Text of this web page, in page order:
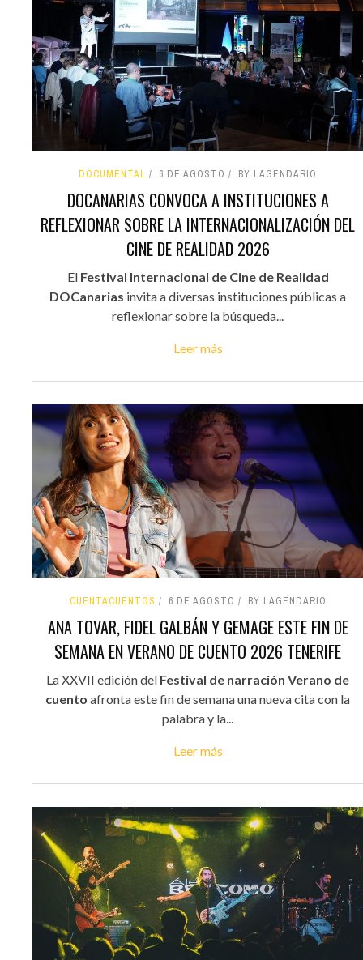
DOCUMENTAL 6 DE AGOSTO BY LAGENDARIO
DOCANARIAS CONVOCA A INSTITUCIONES A
REFLEXIONAR SOBRE LA INTERNACIONALIZACIÓN DEL
CINE DE REALIDAD 2026
El Festival Internacional de Cine de Realidad
DOCanarias invita a diversas instituciones públicas a
reflexionar sobre la búsqueda...
Leer más
CUENTACUENTOS 6 DE AGOSTO BY LAGENDARIO
ANA TOVAR, FIDEL GALBÁN Y GEMAGE ESTE FIN DE
SEMANA EN VERANO DE CUENTO 2026 TENERIFE
La XXVII edición del Festival de narración Verano de
cuento afronta este fin de semana una nueva cita con la
palabra y la...
Leer más